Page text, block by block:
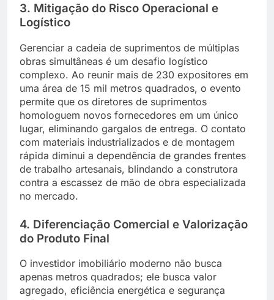
3. Mitigação do Risco Operacional e
Logístico
Gerenciar a cadeia de suprimentos de múltiplas
obras simultâneas é um desafio logístico
complexo. Ao reunir mais de 230 expositores em
uma área de 15 mil metros quadrados, o evento
permite que os diretores de suprimentos
homologuem novos fornecedores em um único
lugar, eliminando gargalos de entrega. O contato
com materiais industrializados e de montagem
rápida diminui a dependência de grandes frentes
de trabalho artesanais, blindando a construtora
contra a escassez de mão de obra especializada
no mercado.
4. Diferenciação Comercial e Valorização
do Produto Final
O investidor imobiliário moderno não busca
apenas metros quadrados; ele busca valor
agregado, eficiência energética e segurança